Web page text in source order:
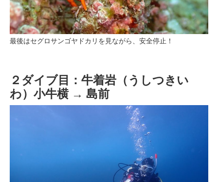
最後はセグロサンゴヤドカリを見ながら、安全停止！
２ダイブ目：牛着岩（うしつきい
わ）小牛横 → 島前